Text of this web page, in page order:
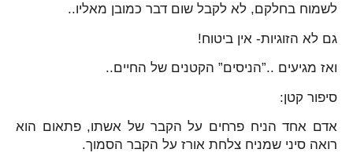
לשמוח בחלקם, לא לקבל שום דבר כמובן מאליו..
גם לא הזוגיות- אין ביטוח!
ואז מגיעים ..”הניסים” הקטנים של החיים..
סיפור קטן:
אדם אחד הניח פרחים על הקבר של אשתו, פתאום הוא
רואה סיני שמניח צלחת אורז על הקבר הסמוך.